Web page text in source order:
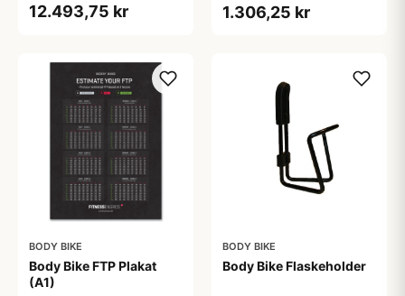
12.493,75 kr 1.306,25 kr
BODY BIKE
Body Bike FTP Plakat
(A1)
BODY BIKE
Body Bike Flaskeholder